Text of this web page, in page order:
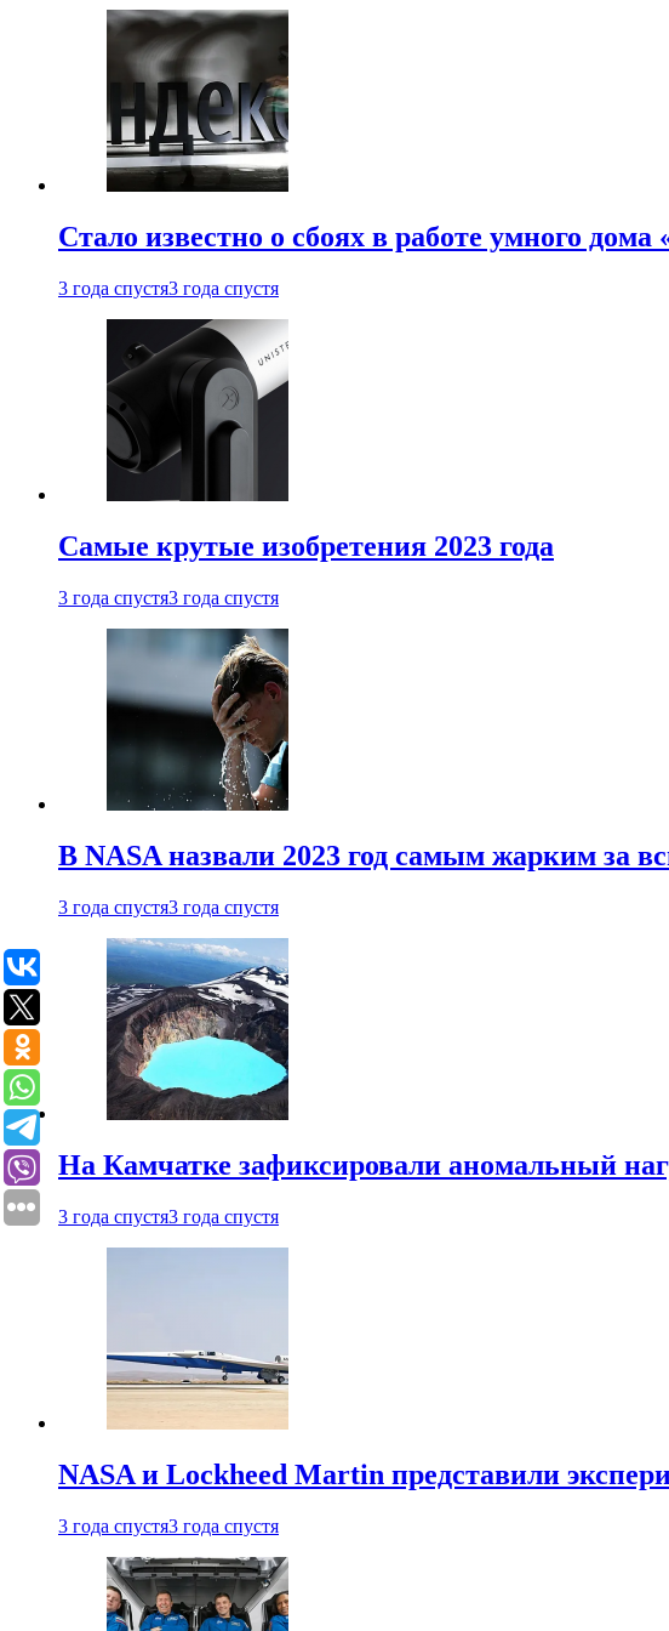
Стало известно о сбоях в работе умного дома
3 года спустя3 года спустя
Самые крутые изобретения 2023 года
3 года спустя3 года спустя
В NASA назвали 2023 год самым жарким за
3 года спустя3 года спустя
На Камчатке зафиксировали аномальный
3 года спустя3 года спустя
NASA и Lockheed Martin представили
3 года спустя3 года спустя